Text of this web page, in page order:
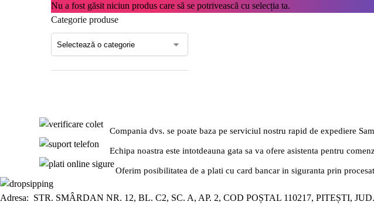
Nu a fost găsit niciun produs care să se potrivească cu selecția ta.
Categorie produse
Compania dvs. se poate baza pe serviciul nostru rapid de expediere
Echipa noastra este intotdeauna gata sa va ofere asistenta pentru
Oferim posibilitatea de a plati cu card bancar in siguranta prin
Adresa: STR. SMÂRDAN NR. 12, BL. C2, SC. A, AP. 2, COD POȘTAL 110217, PITEȘTI,